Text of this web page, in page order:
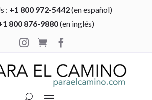
: +1 800 972-5442(en español)
800 876-9880(en inglés)

 